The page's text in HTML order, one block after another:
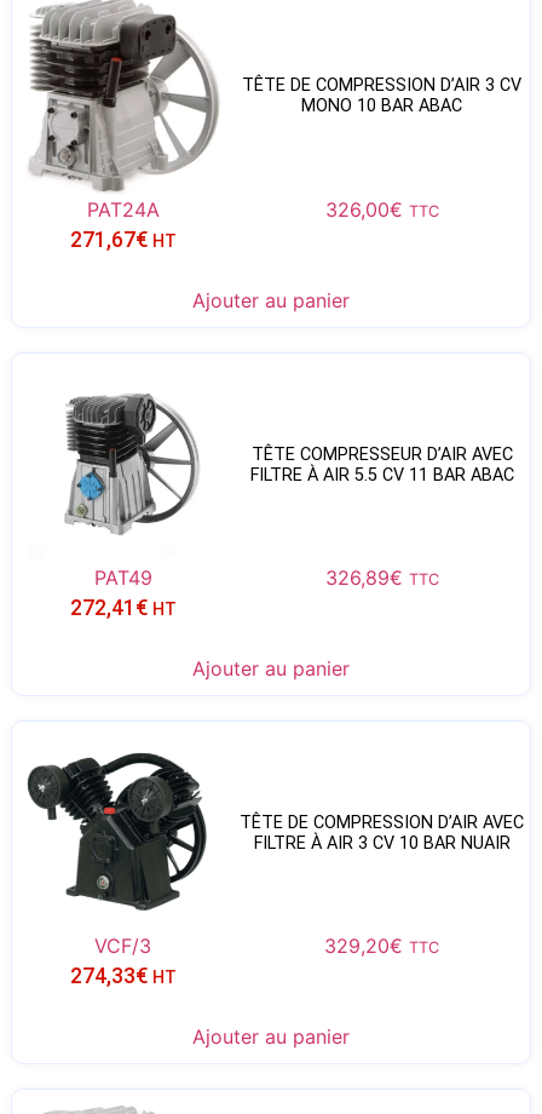
TÊTE DE COMPRESSION D’AIR 3 CV
MONO 10 BAR ABAC
PAT24A 326,00€ TTC
271,67€ HT
Ajouter au panier
TÊTE COMPRESSEUR D’AIR AVEC
FILTRE À AIR 5.5 CV 11 BAR ABAC
PAT49 326,89€ TTC
272,41 € HT
Ajouter au panier
TÊTE DE COMPRESSION D’AIR AVEC
FILTRE À AIR 3 CV 10 BAR NUAIR
VCF/3 329,20€ TTC
274,33€ HT
Ajouter au panier